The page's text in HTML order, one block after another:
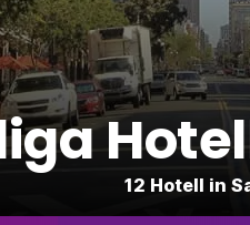
12 Hotell in